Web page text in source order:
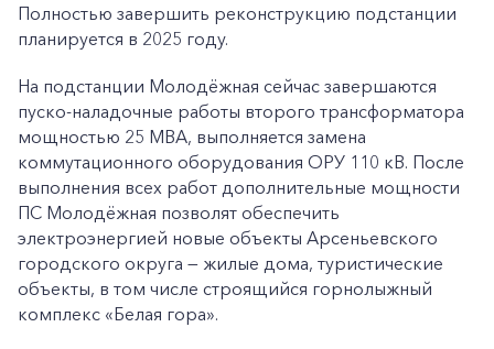
Полностью завершить реконструкцию подстанции
планируется в 2025 году.
На подстанции Молодёжная сейчас завершаются
пуско-наладочные работы второго трансформатора
мощностью 25 МВА, выполняется замена
коммутационного оборудования ОРУ 110 кВ. После
выполнения всех работ дополнительные мощности
ПС Молодёжная позволят обеспечить
электроэнергией новые объекты Арсеньевского
городского округа — жилые дома, туристические
объекты, в том числе строящийся горнолыжный
комплекс «Белая гора».